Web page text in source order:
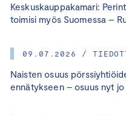
Keskuskauppakamari:
toimisi myös Suomessa –
09.07.2026 /
Naisten osuus
ennätykseen – osuus nyt